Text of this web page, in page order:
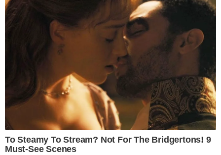
To Steamy To Stream? Not For The Bridgertons! 9
Must-See Scenes